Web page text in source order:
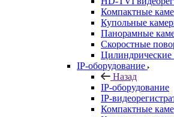
Компактные
Купольные
Панорамные
Скоростные
Цилиндрические
IP-оборудование
Назад
IP-оборудование
IP-
Компактные